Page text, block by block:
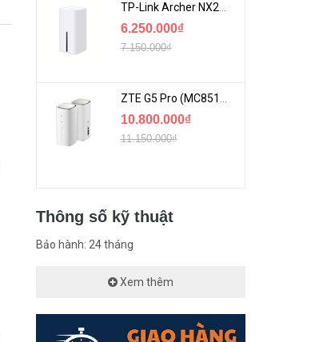
TP-Link Archer NX200 | Bộ Phát WiFi Dùng Sim 5G Tốc Độ Cao Mới FullBox
6.250.000₫
7.150.000₫
ZTE G5 Pro (MC8512) | Router 5G WiFi7 Be7200 Hỗ Trợ Băng Tần 6Ghz Cực Mạnh
10.800.000₫
11.150.000₫
Thông số kỹ thuật
Bảo hành: 24 tháng
Xem thêm